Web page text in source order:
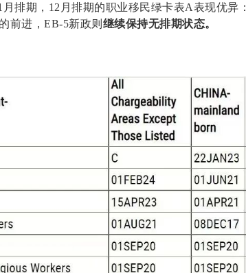
排期，12月排期的职业移民绿卡表A表现优异：
前进，EB-5新政则 继续保持无排期状态。